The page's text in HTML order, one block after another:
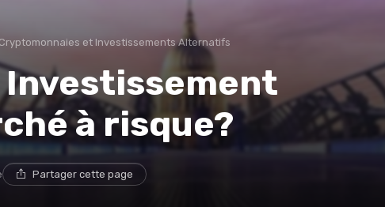
Cryptomonnaies et Investissements Alternatifs
à risque?
Partager cette page